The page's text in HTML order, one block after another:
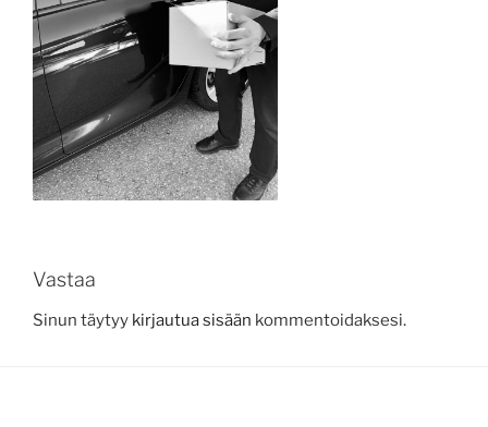
Vastaa
Sinun täytyy kirjautua sisään kommentoidaksesi.